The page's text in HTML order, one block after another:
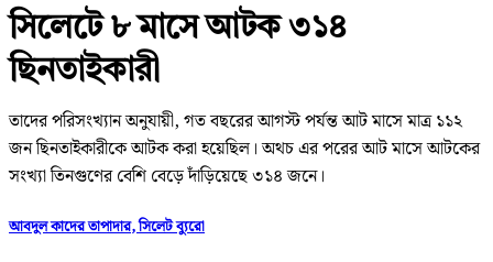
সিলেটে ৮ মাসে আটক ৩১৪
ছিনতাইকারী
তাদের পরিসংখ্যান অনুযায়ী, গত বছরের আগস্ট পর্যন্ত আট মাসে মাত্র ১১২
জন ছিনতাইকারীকে আটক করা হয়েছিল। অথচ এর পরের আট মাসে আটকের
সংখ্যা তিনগুণের বেশি বেড়ে দাঁড়িয়েছে ৩১৪ জনে।
আবদুল কাদের তাপাদার, সিলেট ব্যুরো